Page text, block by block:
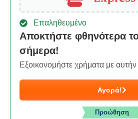
Επαληθευμένο
Αποκτήστε φθηνότερα
σήμερα!
Εξοικονομήστε χρήματα με
Αγορά!
Προώθηση